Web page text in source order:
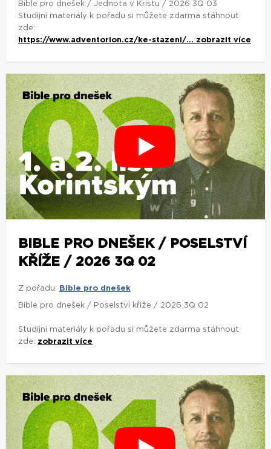
Bible pro dnešek / Jednota v Kristu / 2026 3Q 03
Studijní materiály k pořadu si můžete zdarma stáhnout
zde:
https://www.adventorion.cz/ke-stazeni/... zobrazit více
BIBLE PRO DNEŠEK / POSELSTVÍ
KŘÍŽE / 2026 3Q 02
Z pořadu: Bible pro dnešek
Bible pro dnešek / Poselství kříže / 2026 3Q 02
Studijní materiály k pořadu si můžete zdarma stáhnout
zde: zobrazit více